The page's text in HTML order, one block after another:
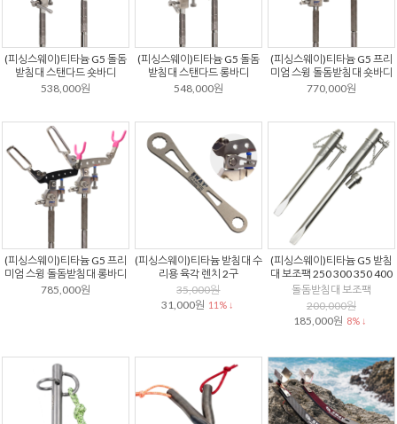
(피싱스웨이)티타늄 G5 돌돔
받침대 스탠다드 숏바디
538,000원
(피싱스웨이)티타늄 G5 돌돔
받침대 스탠다드 롱바디
548,000원
(피싱스웨이)티타늄 G5 프리
미엄 스윙 돌돔받침대 숏바디
770,000원
(피싱스웨이)티타늄 G5 프리
미엄 스윙 돌돔받침대 롱바디
785,000원
(피싱스웨이)티타늄 받침대 수
리용 육각 렌치 2구
35,000원
31,000원 11% ↓
(피싱스웨이)티타늄 G5 받침
대 보조팩 250 300 350 400
돌돔받침대 보조팩
200,000원
185,000원 8% ↓